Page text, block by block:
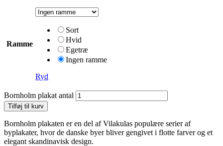
Ramme
Sort
Hvid
Egetræ
Ingen ramme
Ryd
Bornholm plakat antal
Tilføj til kurv
Bornholm plakaten er en del af Vilakulas populære serier af
byplakater, hvor de danske byer bliver gengivet i flotte farver og et
elegant skandinavisk design.